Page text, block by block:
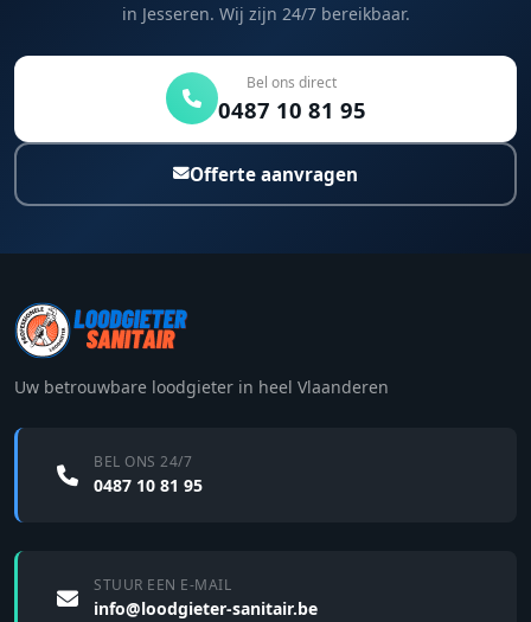
in Jesseren. Wij zijn 24/7 bereikbaar.
Bel ons direct
0487 10 81 95
Offerte aanvragen
Uw betrouwbare loodgieter in heel Vlaanderen
BEL ONS 24/7
0487 10 81 95
STUUR EEN E-MAIL
info@loodgieter-sanitair.be